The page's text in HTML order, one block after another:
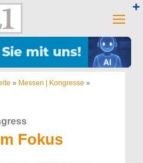
» Messen | Kongresse »
Fokus